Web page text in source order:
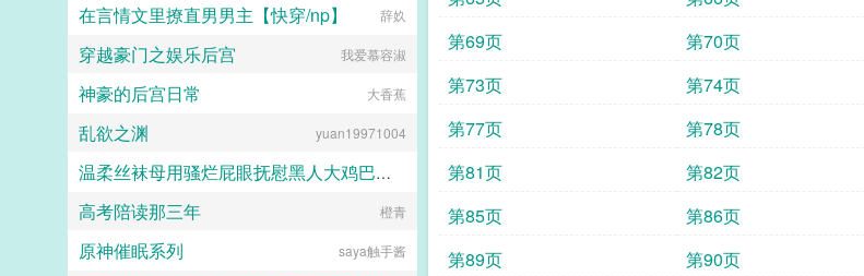
第69页
第70页
第73页
第74页
第77页
第78页
第81页
第82页
第85页
第86页
第89页
第90页
在言情文里撩直男男主【快穿/np】 辞奺
穿越豪门之娱乐后宫 我爱慕容淑
神豪的后宫日常 大香蕉
乱欲之渊 yuan19971004
温柔丝袜母用骚烂屁眼抚慰黑人大鸡巴的淫乱群交摄影记录
佚名
高考陪读那三年 橙青
原神催眠系列 saya触手酱